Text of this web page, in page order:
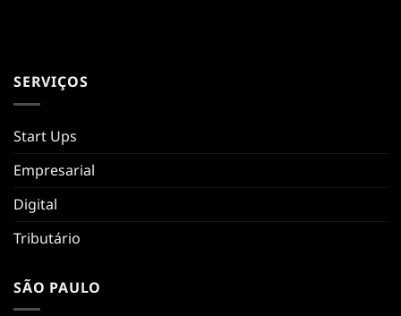
SERVIÇOS
Start Ups
Empresarial
Digital
Tributário
SÃO PAULO